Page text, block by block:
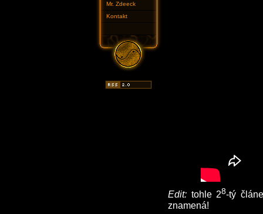
Mr. Zdeeck
Kontakt
Edit: tohle 28-tý
znamená!